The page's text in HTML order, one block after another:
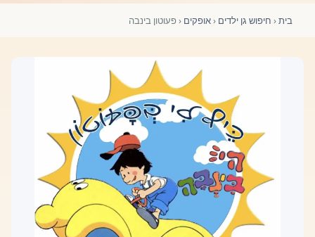
השתלמויות וקורסים לגננות ולצוותי חינוך | גיל הרך 0-6
מרכז ידע ומאמרים
רישום חבר חדש
חנות עזרים ומוצרים
בית‹ חיפוש גן ילדים ‹אופקים ‹פעוטון בינבה